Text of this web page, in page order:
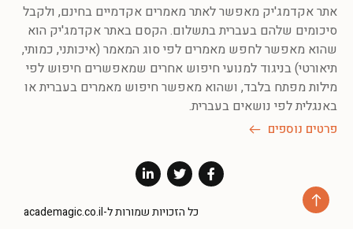
אתר אקדמג'יק מאפשר לאתר מאמרים אקדמיים בחינם, ולקבל
סיכומים שלהם בעברית בתשלום. הקסם באתר אקדמג'יק הוא
שהוא מאפשר לחפש מאמרים לפי סוג המאמר (איכותני, כמותי,
תיאורטי) בניגוד למנועי חיפוש אחרים שמאפשרים חיפוש לפי
מילות מפתח בלבד, ושהוא מאפשר חיפוש מאמרים בעברית או
באנגלית לפי נושאים בעברית.
פרטים נוספים
כל הזכויות שמורות ל-academagic.co.il